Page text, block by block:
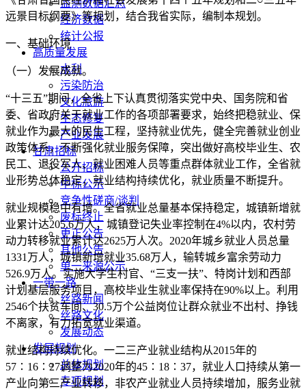
监测数据汇总
经济数据
统计公报
高质量发展
水利
污染防治
文化旅游
生态修复
产业发展
甘肃招标
公开招标
中标公示
竞争性磋商/谈判
废标终止
更正公告
其他公告
单一来源公示
一带一路
丝路新闻
丝路文化
发展动态
发展规划
总体规划
专项规划
远景目标纲要》等规划，结合我省实际，编制本规划。
一、基础环境
（一）发展成就。
“十三五”期间，全省上下认真贯彻落实党中央、国务院和省
委、省政府关于就业工作的各项部署要求，始终把稳就业、保
就业作为最大的民生工程，坚持就业优先，健全完善就业创业
政策体系，不断强化就业服务保障，突出做好高校毕业生、农
民工、退役军人、就业困难人员等重点群体就业工作，全省就
业形势总体稳定，就业结构持续优化，就业质量不断提升。
就业规模稳中有增。全省就业总量基本保持稳定，城镇新增就
业累计达205.6万人，城镇登记失业率控制在4%以内，农村劳
动力转移就业累计达2625万人次。2020年城乡就业人员总量
1331万人，城镇新增就业35.68万人，输转城乡富余劳动力
526.9万人。实施大学生村官、“三支一扶”、特岗计划和西部
计划基层服务项目，高校毕业生就业率保持在90%以上。利用
2546个扶贫车间、30.5万个公益岗位让群众就业不出村、挣钱
不离家，有力拓宽就业渠道。
就业结构持续优化。一二三产业就业结构从2015年的
57∶16∶27调整为2020年的45∶18∶37，就业人口持续从第一
产业向第三产业转移，非农产业就业人员持续增加，服务业就